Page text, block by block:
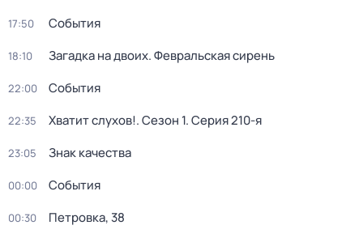
17:50 События
18:10 Загадка на двоих. Февральская сирень
22:00 События
22:35 Хватит слухов!. Сезон 1. Серия 210-я
23:05 Знак качества
00:00 События
00:30 Петровка, 38